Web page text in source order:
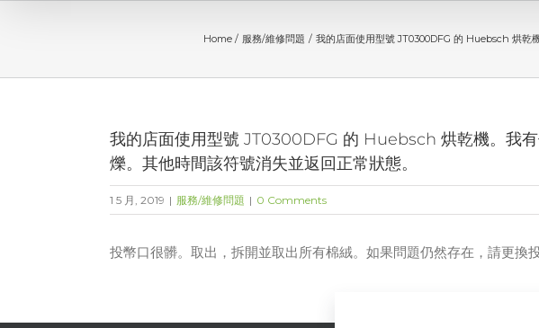
Home 服務/維修問題 我的店面使用型號 JT0300DFG 的 Huebsch 烘乾
我的店面使用型號 JT0300DFG 的 Huebsch 烘乾機。我
爍。其他時間該符號消失並返回正常狀態。
1 5 月, 2019 | 服務/維修問題 | 0 Comments
投幣口很髒。取出，拆開並取出所有棉絨。如果問題仍然存在，請更換投